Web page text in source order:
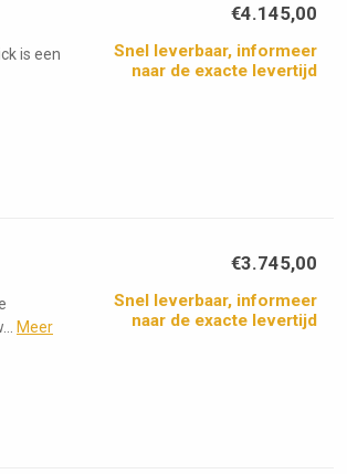
is een
€4.145,00
Snel leverbaar, informeer
naar de exacte levertijd
Meer
€3.745,00
Snel leverbaar, informeer
naar de exacte levertijd